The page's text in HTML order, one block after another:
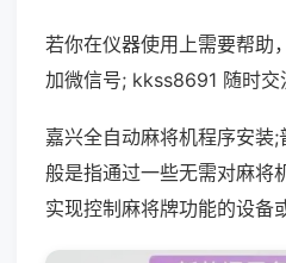
若你在仪器使用上需要帮助
加微信号; kkss8691 随时交
嘉兴全自动麻将机程序安装
般是指通过一些无需对麻将
实现控制麻将牌功能的设备